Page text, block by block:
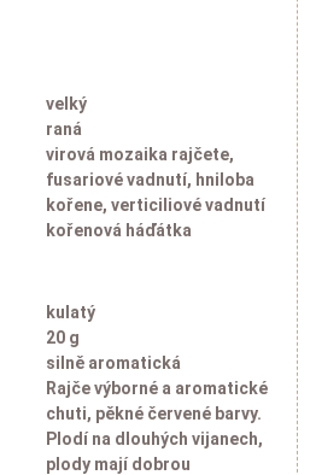
velký
raná
virová mozaika rajčete,
fusariové vadnutí, hniloba
kořene, verticiliové vadnutí
kořenová háďátka
kulatý
20 g
silně aromatická
Rajče výborné a aromatické
chuti, pěkné červené barvy.
Plodí na dlouhých vijanech,
plody mají dobrou